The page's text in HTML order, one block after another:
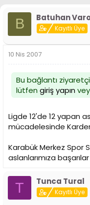
u
y
u
B
a
ş
l
a
t
a
n
a
n
ı
t
a
r
i
h
B Batuhan
Kayıtlı Üye
10 Nis 2007
Bu bağlantı
lütfen giriş yapın
Ligde 12'de 12 yapan
mücadelesinde
Karabük Merkez Spor
aslanlarımıza başarılar
T Tunca Tural
Kayıtlı Üye